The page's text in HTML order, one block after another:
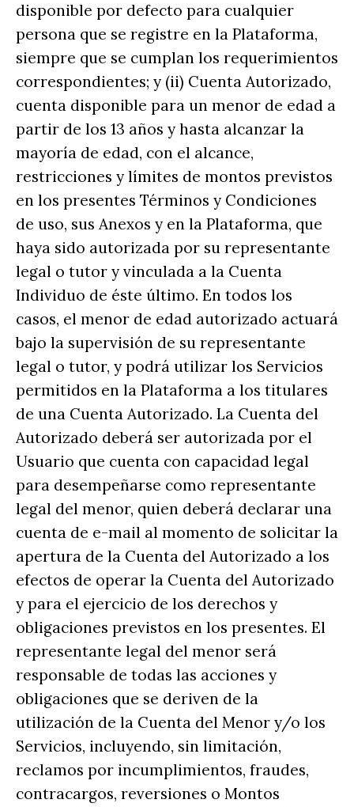
disponible por defecto para cualquier
persona que se registre en la Plataforma,
siempre que se cumplan los requerimientos
correspondientes; y (ii) Cuenta Autorizado,
cuenta disponible para un menor de edad a
partir de los 13 años y hasta alcanzar la
mayoría de edad, con el alcance,
restricciones y límites de montos previstos
en los presentes Términos y Condiciones
de uso, sus Anexos y en la Plataforma, que
haya sido autorizada por su representante
legal o tutor y vinculada a la Cuenta
Individuo de éste último. En todos los
casos, el menor de edad autorizado actuará
bajo la supervisión de su representante
legal o tutor, y podrá utilizar los Servicios
permitidos en la Plataforma a los titulares
de una Cuenta Autorizado. La Cuenta del
Autorizado deberá ser autorizada por el
Usuario que cuenta con capacidad legal
para desempeñarse como representante
legal del menor, quien deberá declarar una
cuenta de e-mail al momento de solicitar la
apertura de la Cuenta del Autorizado a los
efectos de operar la Cuenta del Autorizado
y para el ejercicio de los derechos y
obligaciones previstos en los presentes. El
representante legal del menor será
responsable de todas las acciones y
obligaciones que se deriven de la
utilización de la Cuenta del Menor y/o los
Servicios, incluyendo, sin limitación,
reclamos por incumplimientos, fraudes,
contracargos, reversiones o Montos